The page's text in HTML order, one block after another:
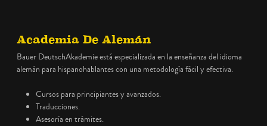
Academia De Alemán
Bauer DeutschAkademie está especializada en la enseñanza del idioma
alemán para hispanohablantes con una metodología fácil y efectiva.
Cursos para principiantes y avanzados.
Traducciones.
Asesoría en trámites.